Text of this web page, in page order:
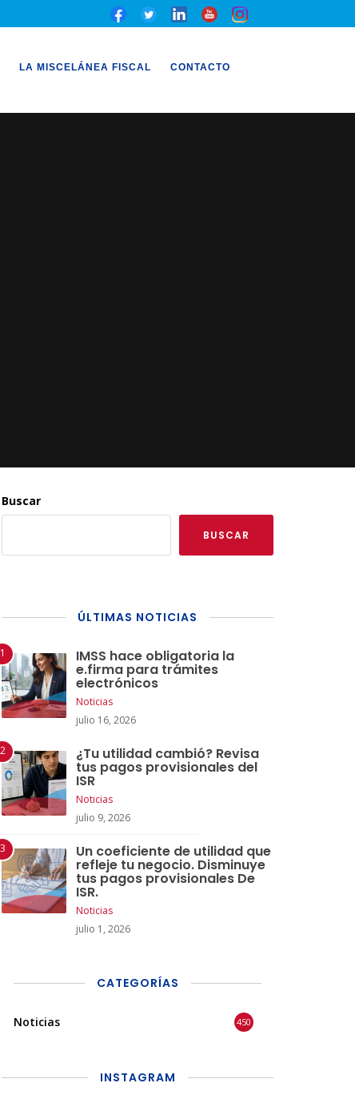
LA MISCELÁNEA FISCAL CONTACTO
Buscar
BUSCAR
ÚLTIMAS NOTICIAS
IMSS hace obligatoria la
e.firma para trámites
electrónicos
Noticias
julio 16, 2026
¿Tu utilidad cambió? Revisa
tus pagos provisionales del
ISR
Noticias
julio 9, 2026
Un coeficiente de utilidad que
refleje tu negocio. Disminuye
tus pagos provisionales De
ISR.
Noticias
julio 1, 2026
CATEGORÍAS
Noticias 450
INSTAGRAM